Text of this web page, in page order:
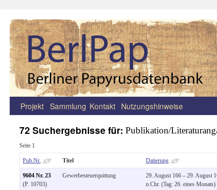
Zum
springen
Projekt Sammlung Kontakt Nutzungshinweise
72 Suchergebnisse für: Publikation/
Seite 1
Pub.Nr. Titel Datierung
9604 Nr. 23
(P. 10703)
Gewerbesteuerquittung
29. August 166 – 29. August
n.Chr. (Tag: 26. eines Monats)